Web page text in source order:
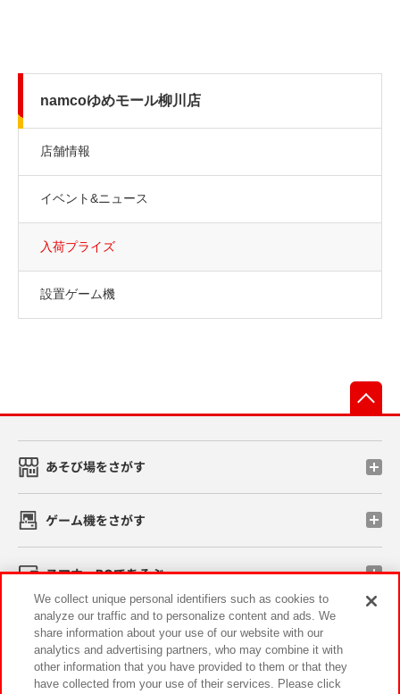
namcoゆめモール柳川店
店舗情報
イベント&ニュース
入荷プライズ
設置ゲーム機
あそび場をさがす
ゲーム機をさがす
スマホ・PCであそぶ
イベント・キャンペーン
We collect unique personal identifiers such as cookies to
analyze our traffic and to personalize content and ads. We
share information about your use of our website with our
analytics and advertising partners, who may combine it with
other information that you have provided to them or that they
have collected from your use of their services. Please click